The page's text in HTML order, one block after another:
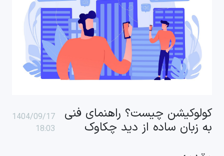
کولوکیشن چیست؟ راهنمای فنی
به زبان ساده از دید چکاوک
1404/09/17
18:03